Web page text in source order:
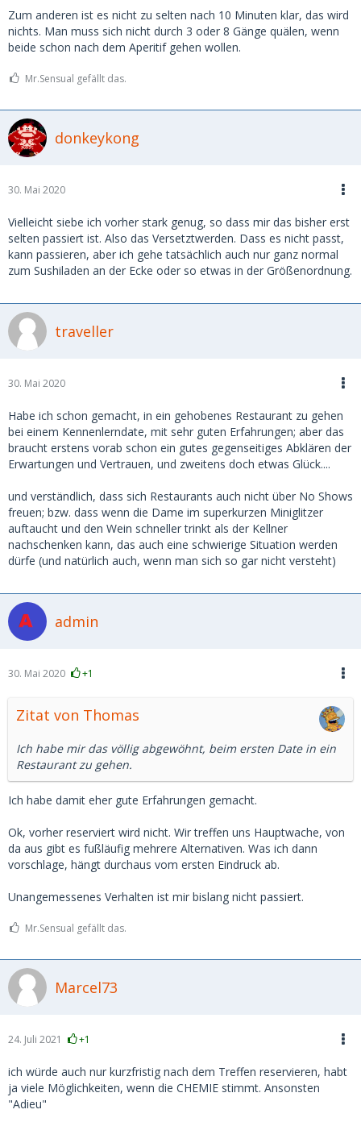
Zum anderen ist es nicht zu selten nach 10 Minuten klar, das wird
nichts. Man muss sich nicht durch 3 oder 8 Gänge quälen, wenn
beide schon nach dem Aperitif gehen wollen.
Mr.Sensual gefällt das.
donkeykong
30. Mai 2020
Vielleicht siebe ich vorher stark genug, so dass mir das bisher erst
selten passiert ist. Also das Versetztwerden. Dass es nicht passt,
kann passieren, aber ich gehe tatsächlich auch nur ganz normal
zum Sushiladen an der Ecke oder so etwas in der Größenordnung.
traveller
30. Mai 2020
Habe ich schon gemacht, in ein gehobenes Restaurant zu gehen
bei einem Kennenlerndate, mit sehr guten Erfahrungen; aber das
braucht erstens vorab schon ein gutes gegenseitiges Abklären der
Erwartungen und Vertrauen, und zweitens doch etwas Glück....
und verständlich, dass sich Restaurants auch nicht über No Shows
freuen; bzw. dass wenn die Dame im superkurzen Miniglitzer
auftaucht und den Wein schneller trinkt als der Kellner
nachschenken kann, das auch eine schwierige Situation werden
dürfe (und natürlich auch, wenn man sich so gar nicht versteht)
admin
30. Mai 2020 +1
Zitat von Thomas
Ich habe mir das völlig abgewöhnt, beim ersten Date in ein
Restaurant zu gehen.
Ich habe damit eher gute Erfahrungen gemacht.
Ok, vorher reserviert wird nicht. Wir treffen uns Hauptwache, von
da aus gibt es fußläufig mehrere Alternativen. Was ich dann
vorschlage, hängt durchaus vom ersten Eindruck ab.
Unangemessenes Verhalten ist mir bislang nicht passiert.
Mr.Sensual gefällt das.
Marcel73
24. Juli 2021 +1
ich würde auch nur kurzfristig nach dem Treffen reservieren, habt
ja viele Möglichkeiten, wenn die CHEMIE stimmt. Ansonsten
"Adieu"